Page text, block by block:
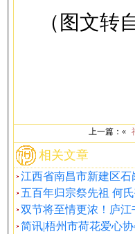
（图文转
上一篇：«
相关文章
江西省南昌市新建区石
五百年归宗祭先祖 何
双节将至情更浓！庐江
简讯|梧州市荷花爱心